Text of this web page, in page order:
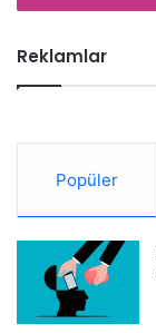
Reklamlar
Popüler